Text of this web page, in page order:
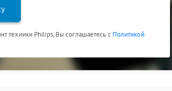
техники Philips, Вы соглашаетесь с Политикой